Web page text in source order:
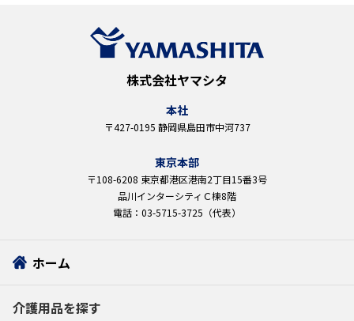
株式会社ヤマシタ
本社
〒427-0195 静岡県島田市中河737
東京本部
〒108-6208 東京都港区港南2丁目15番3号
品川インターシティＣ棟8階
電話：03-5715-3725（代表）
ホーム
介護用品を探す